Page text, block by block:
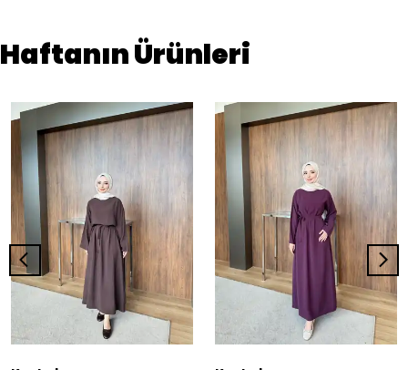
Haftanın Ürünleri